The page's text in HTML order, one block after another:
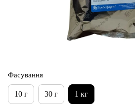
Фасування
10 г 30 г 1 кг